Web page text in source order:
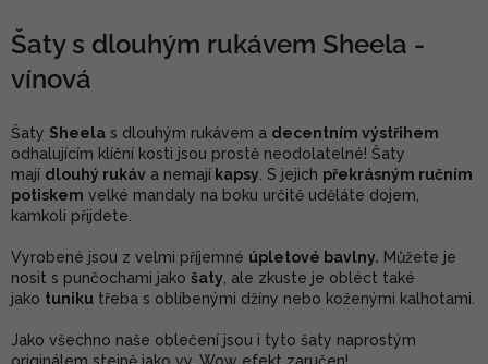
Šaty s dlouhým rukávem Sheela -
vínová
Šaty Sheela s dlouhým rukávem a decentním výstřihem
odhalujícím klíční kosti jsou prostě neodolatelné! Šaty
mají dlouhý rukáv a nemají kapsy . S jejich překrásným ručním
potiskem velké mandaly na boku určitě uděláte dojem,
kamkoli přijdete.
Vyrobené jsou z velmi příjemné úpletové bavlny. Můžete je
nosit s punčochami jako šaty , ale zkuste je obléct také
jako tuniku třeba s oblíbenými džíny nebo koženými kalhotami.
Jako všechno naše oblečení jsou i tyto šaty naprostým